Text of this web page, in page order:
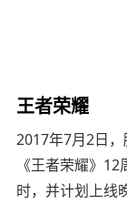
王者荣耀
2017年7月2日
《王者荣耀》
时，并计划上线